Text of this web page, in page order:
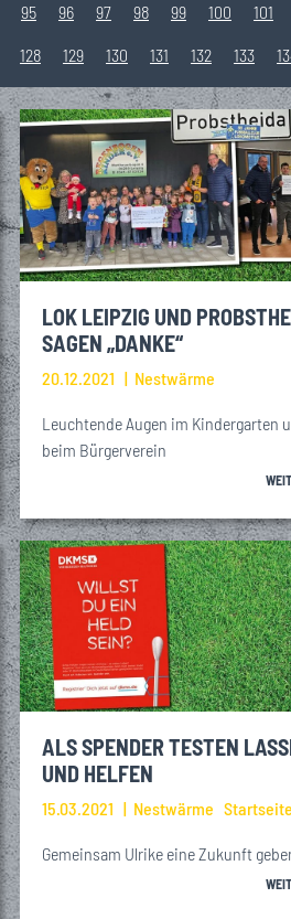
95 96 97 98 99 100 101
128 129 130 131 132 133
LOK LEIPZIG UND
SAGEN „DANKE“
20.12.2021 Nestwärme
Leuchtende Augen im Kindergarten
beim Bürgerverein
ALS SPENDER TESTEN
UND HELFEN
15.03.2021 Nestwärme Startseite
Gemeinsam Ulrike eine Zukunft